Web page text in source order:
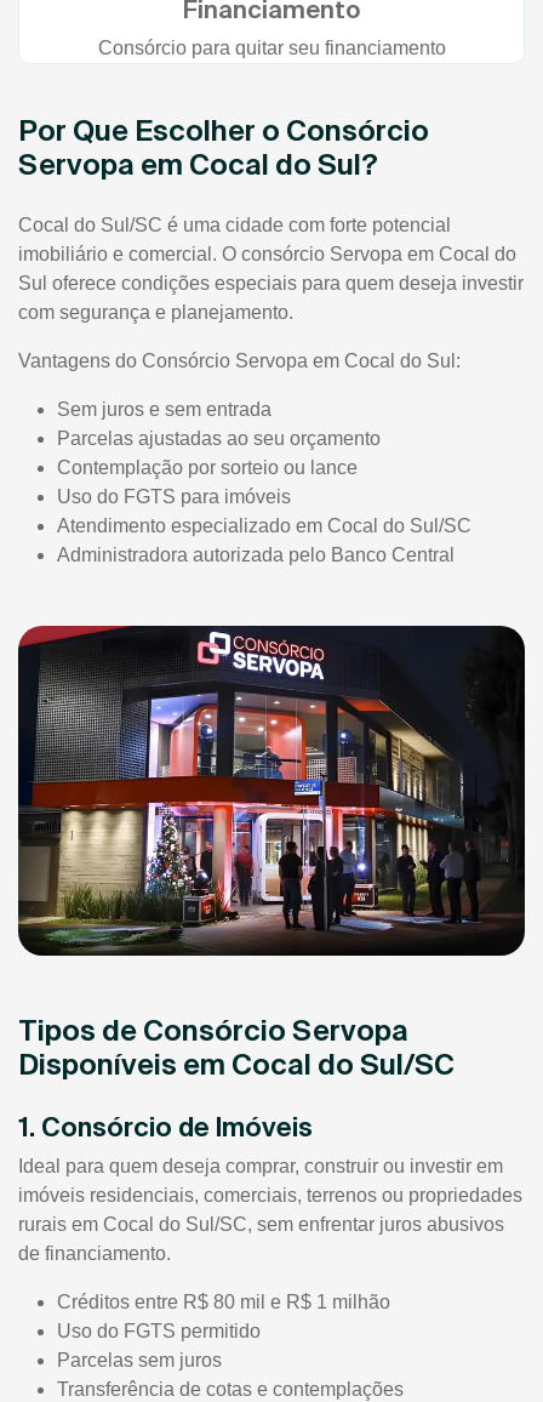
Financiamento
Consórcio para quitar seu financiamento
Por Que Escolher o Consórcio
Servopa em Cocal do Sul?
Cocal do Sul/SC é uma cidade com forte potencial
imobiliário e comercial. O consórcio Servopa em Cocal do
Sul oferece condições especiais para quem deseja investir
com segurança e planejamento.
Vantagens do Consórcio Servopa em Cocal do Sul:
Sem juros e sem entrada
Parcelas ajustadas ao seu orçamento
Contemplação por sorteio ou lance
Uso do FGTS para imóveis
Atendimento especializado em Cocal do Sul/SC
Administradora autorizada pelo Banco Central
Tipos de Consórcio Servopa
Disponíveis em Cocal do Sul/SC
1. Consórcio de Imóveis
Ideal para quem deseja comprar, construir ou investir em
imóveis residenciais, comerciais, terrenos ou propriedades
rurais em Cocal do Sul/SC, sem enfrentar juros abusivos
de financiamento.
Créditos entre R$ 80 mil e R$ 1 milhão
Uso do FGTS permitido
Parcelas sem juros
Transferência de cotas e contemplações